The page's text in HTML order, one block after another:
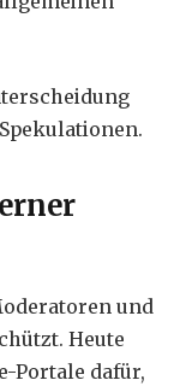
und
Heute
Portale dafür,